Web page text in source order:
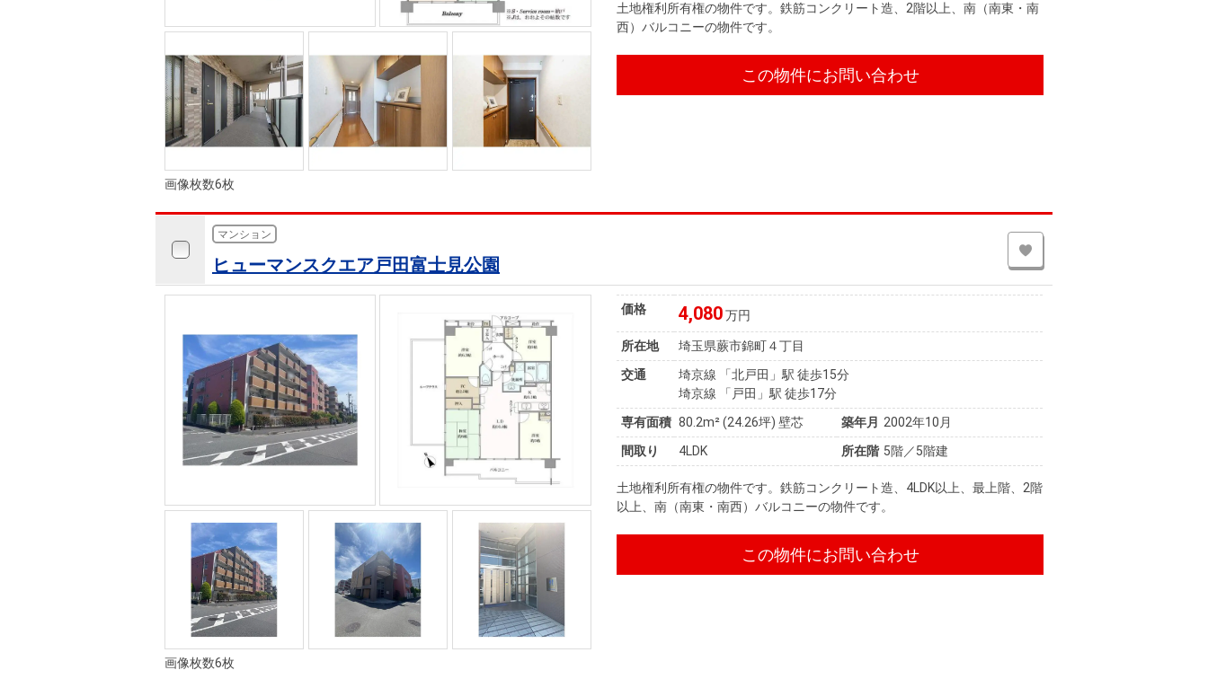
画像枚数6枚
土地権利所有権の物件です。鉄筋コンクリート造、2階以上、南（南東・南
西）バルコニーの物件です。
この物件にお問い合わせ
マンション
ヒューマンスクエア戸田富士見公園
画像枚数6枚
価格 4,080万円
所在地
埼玉県蕨市錦町４丁目
交通
埼京線 「北戸田」駅 徒歩15分
埼京線 「戸田」駅 徒歩17分
専有面積 80.2m²(24.26坪) 壁芯 築年月
2002年10月
間取り
4LDK 所在階 5階／5階建
土地権利所有権の物件です。鉄筋コンクリート造、4LDK以上、最上階、2階
以上、南（南東・南西）バルコニーの物件です。
この物件にお問い合わせ